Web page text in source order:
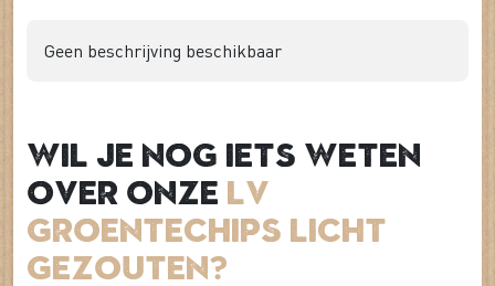
Geen beschrijving beschikbaar
Wil je nog iets weten
over onze LV
Groentechips Licht
gezouten?